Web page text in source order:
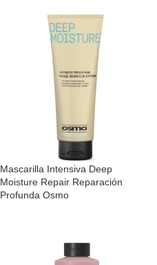
Mascarilla Intensiva Deep
Moisture Repair Reparación
Profunda Osmo